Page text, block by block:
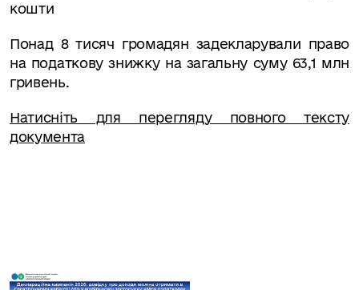
кошти
Понад 8 тисяч громадян задекларували право
на податкову знижку на загальну суму 63,1 млн
гривень.
Натисніть для перегляду повного тексту
документа